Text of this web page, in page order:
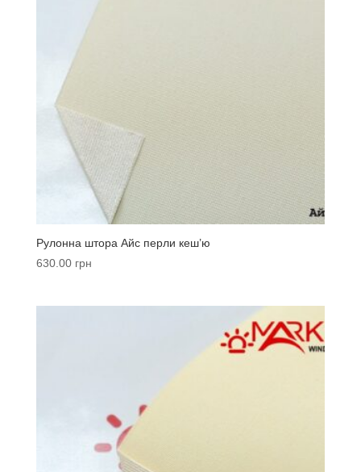
Рулонна штора Айс перли кеш’ю
630.00грн